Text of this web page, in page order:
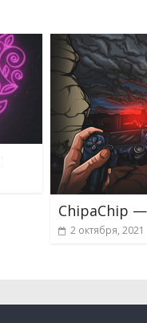
ChipaChip
2 октября, 2021